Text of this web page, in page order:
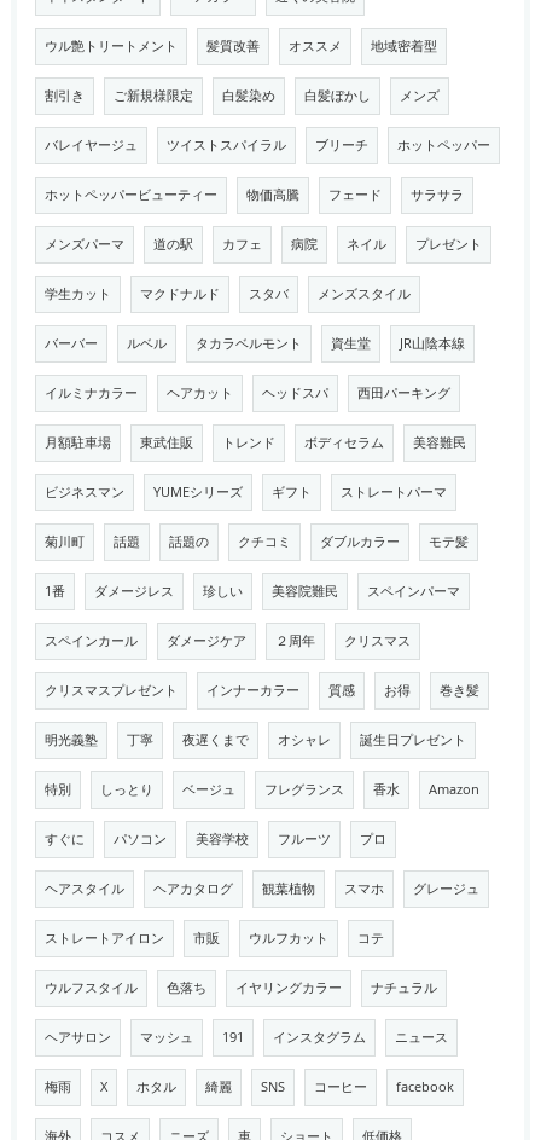
ウル艶トリートメント 髪質改善 オススメ 地域密着型
割引き ご新規様限定 白髪染め 白髪ぼかし メンズ
バレイヤージュ ツイストスパイラル ブリーチ ホットペッパー
ホットペッパービューティー 物価高騰 フェード サラサラ
メンズパーマ 道の駅 カフェ 病院 ネイル プレゼント
学生カット マクドナルド スタバ メンズスタイル
バーバー ルベル タカラベルモント 資生堂 JR山陰本線
イルミナカラー ヘアカット ヘッドスパ 西田パーキング
月額駐車場 東武住販 トレンド ボディセラム 美容難民
ビジネスマン YUMEシリーズ ギフト ストレートパーマ
菊川町 話題 話題の クチコミ ダブルカラー モテ髪
1番 ダメージレス 珍しい 美容院難民 スペインパーマ
スペインカール ダメージケア ２周年 クリスマス
クリスマスプレゼント インナーカラー 質感 お得 巻き髪
明光義塾 丁寧 夜遅くまで オシャレ 誕生日プレゼント
特別 しっとり ベージュ フレグランス 香水 Amazon
すぐに パソコン 美容学校 フルーツ プロ
ヘアスタイル ヘアカタログ 観葉植物 スマホ グレージュ
ストレートアイロン 市販 ウルフカット コテ
ウルフスタイル 色落ち イヤリングカラー ナチュラル
ヘアサロン マッシュ 191 インスタグラム ニュース
梅雨 X ホタル 綺麗 SNS コーヒー facebook
海外 コスメ ニーズ 車 ショート 低価格